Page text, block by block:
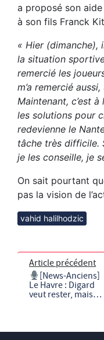
a proposé son
à son fils Franck
« Hier (dimanche),
la situation
remercié les
m’a remercié aussi,
Maintenant, c’est
les solutions pour
redevienne le
tâche très difficile.
je les conseille, je
On sait pourtant
pas la vision de
vahid halilhodzic
Article précédent
[News-Anciens]
Le Havre : Digard
veut rester, mais…